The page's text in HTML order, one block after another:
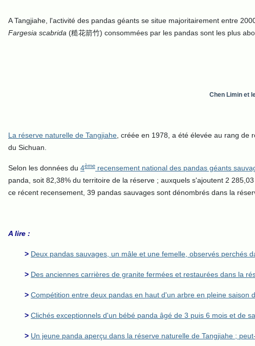
A Tangjiahe, l'activité des pandas géants se situe majoritairement entre
Fargesia scabrida (糙花箭竹) consommées par les pandas sont les plus
Chen Limin et
La réserve naturelle de Tangjiahe , créée en 1978, a été élevée au rang
du Sichuan.
Selon les données du 4ème recensement national des pandas géants
panda, soit 82,38% du territoire de la réserve ; auxquels s'ajoutent 2
ce récent recensement, 39 pandas sauvages sont dénombrés dans la
A lire :
> Deux pandas sauvages, un mâle et une femelle, observés perchés
> Des anciennes carrières de granite fermées et restaurées dans la
> Compétition entre deux pandas en haut d'un arbre en pleine
> Clichés exceptionnels d'un bébé panda âgé de 3 puis 6 mois et de
> Un jeune panda aperçu dans la réserve naturelle de Tangjiahe ;